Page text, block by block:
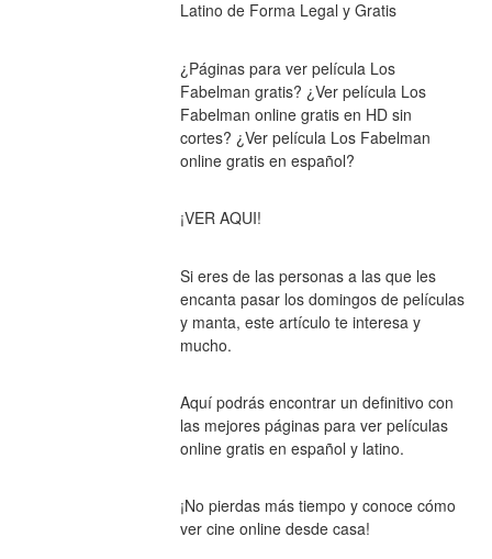
Latino de Forma Legal y Gratis
¿Páginas para ver película Los
Fabelman gratis? ¿Ver película Los
Fabelman online gratis en HD sin
cortes? ¿Ver película Los Fabelman
online gratis en español?
¡VER AQUI!
Si eres de las personas a las que les
encanta pasar los domingos de películas
y manta, este artículo te interesa y
mucho.
Aquí podrás encontrar un definitivo con
las mejores páginas para ver películas
online gratis en español y latino.
¡No pierdas más tiempo y conoce cómo
ver cine online desde casa!